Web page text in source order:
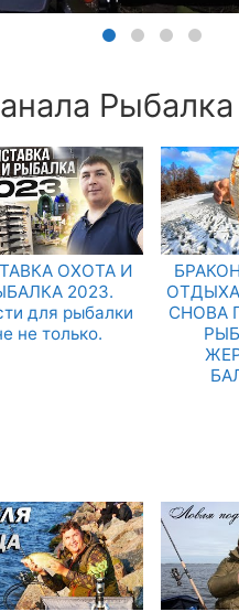
ОХОТА И
2023.
для рыбалки
не только.
СНОВА